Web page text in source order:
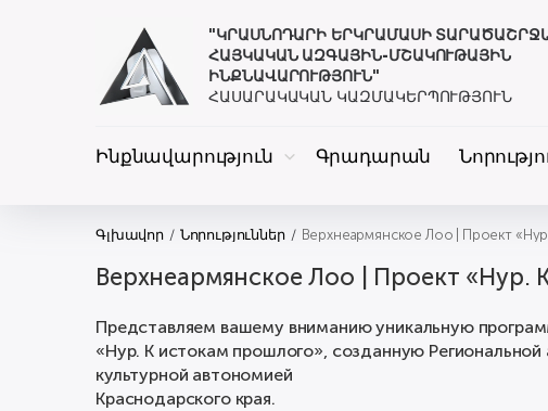
"ԿՐԱՍՆՈԴԱՐԻ ԵՐԿՐԱՄԱՍԻ
ՀԱՅԿԱԿԱՆ ԱԶԳԱՅԻՆ-ՄՇԱԿՈՒԹԱՅԻՆ
ԻՆՔՆԱՎԱՐՈՒԹՅՈՒՆ"
ՀԱՍԱՐԱԿԱԿԱՆ ԿԱԶՄԱԿԵՐՊՈՒԹՅՈՒՆ
Ինքնավարություն Գրադարան
Գլխավոր Նորություններ Верхнеармянское Лоо | Проект
Верхнеармянское Лоо | Проект «Нур.
Представляем вашему вниманию уникальную
«Нур. К истокам прошлого», созданную
культурной автономией
Краснодарского края.